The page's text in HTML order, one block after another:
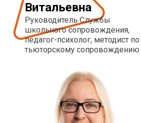
Витальевна
Руководитель Службы
школьного сопровождения,
педагог-психолог, методист по
тьюторскому сопровождению